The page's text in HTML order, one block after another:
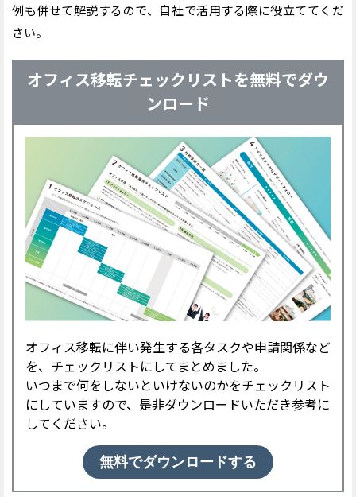
例も併せて解説するので、自社で活用する際に役立ててくだ
さい。
オフィス移転チェックリストを無料でダウ
ンロード
オフィス移転に伴い発生する各タスクや申請関係など
を、チェックリストにしてまとめました。
いつまで何をしないといけないのかをチェックリスト
にしていますので、是非ダウンロードいただき参考に
してください。
無料でダウンロードする